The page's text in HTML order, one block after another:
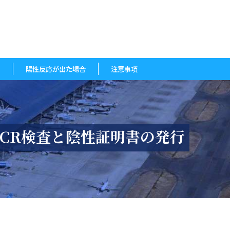
陽性反応が出た場合 注意事項
検査と陰性証明書の発行